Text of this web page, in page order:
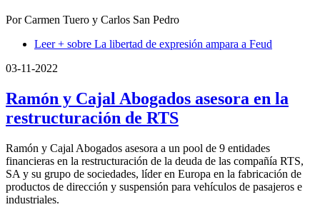
Por Carmen Tuero y Carlos San Pedro
Leer + sobre La libertad de expresión ampara a Feud
03-11-2022
Ramón y Cajal Abogados asesora en la
restructuración de RTS
Ramón y Cajal Abogados asesora a un pool de 9 entidades
financieras en la restructuración de la deuda de las compañía RTS,
SA y su grupo de sociedades, líder en Europa en la fabricación de
productos de dirección y suspensión para vehículos de pasajeros e
industriales.